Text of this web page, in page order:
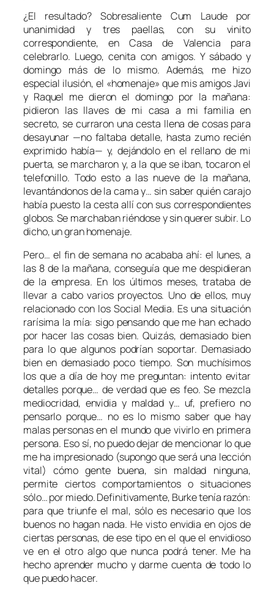
¿El resultado? Sobresaliente Cum Laude por
unanimidad y tres paellas, con su vinito
correspondiente, en Casa de Valencia para
celebrarlo. Luego, cenita con amigos. Y sábado y
domingo más de lo mismo. Además, me hizo
especial ilusión, el «homenaje» que mis amigos Javi
y Raquel me dieron el domingo por la mañana:
pidieron las llaves de mi casa a mi familia en
secreto, se curraron una cesta llena de cosas para
desayunar —no faltaba detalle, hasta zumo recién
exprimido había— y, dejándolo en el rellano de mi
puerta, se marcharon y, a la que se iban, tocaron el
telefonillo. Todo esto a las nueve de la mañana,
levantándonos de la cama y… sin saber quién carajo
había puesto la cesta allí con sus correspondientes
globos. Se marchaban riéndose y sin querer subir. Lo
dicho, un gran homenaje.
Pero… el fin de semana no acababa ahí: el lunes, a
las 8 de la mañana, conseguía que me despidieran
de la empresa. En los últimos meses, trataba de
llevar a cabo varios proyectos. Uno de ellos, muy
relacionado con los Social Media. Es una situación
rarísima la mía: sigo pensando que me han echado
por hacer las cosas bien. Quizás, demasiado bien
para lo que algunos podrían soportar. Demasiado
bien en demasiado poco tiempo. Son muchísimos
los que a día de hoy me preguntan: intento evitar
detalles porque… de verdad que es feo. Se mezcla
mediocridad, envidia y maldad y… uf, prefiero no
pensarlo porque… no es lo mismo saber que hay
malas personas en el mundo que vivirlo en primera
persona. Eso sí, no puedo dejar de mencionar lo que
me ha impresionado (supongo que será una lección
vital) cómo gente buena, sin maldad ninguna,
permite ciertos comportamientos o situaciones
sólo… por miedo. Definitivamente, Burke tenía razón:
para que triunfe el mal, sólo es necesario que los
buenos no hagan nada. He visto envidia en ojos de
ciertas personas, de ese tipo en el que el envidioso
ve en el otro algo que nunca podrá tener. Me ha
hecho aprender mucho y darme cuenta de todo lo
que puedo hacer.